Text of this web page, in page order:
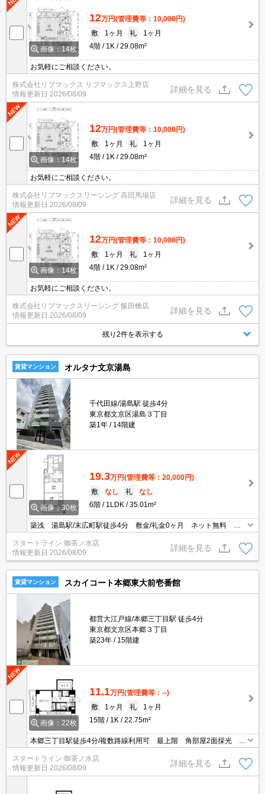
画像：14枚
12万円(管理費等：10,000円)
敷
1ヶ月 礼
1ヶ月
4階
1K 29.08m²
お気軽にご相談ください。
株式会社リブマックス リブマックス上野店
情報更新日 2026/08/09
詳細を見る
画像：14枚
12万円(管理費等：10,000円)
敷
1ヶ月 礼
1ヶ月
4階
1K 29.08m²
お気軽にご相談ください。
株式会社リブマックスリーシング 高田馬場店
情報更新日 2026/08/09
詳細を見る
画像：14枚
12万円(管理費等：10,000円)
敷
1ヶ月 礼
1ヶ月
4階
1K 29.08m²
お気軽にご相談ください。
株式会社リブマックスリーシング 飯田橋店
情報更新日 2026/08/09
詳細を見る
残り2件を表示する
賃貸マンション オルタナ文京湯島
千代田線/湯島駅 徒歩4分
東京都文京区湯島３丁目
築1年
14階建
画像：30枚
19.3万円(管理費等：20,000円)
敷
なし 礼
なし
6階
1LDK 35.01m²
築浅 湯島駅/末広町駅徒歩4分 敷金/礼金0ヶ月 ネット無料 ペ
ット可 宅配BOX 浴室乾燥機 南向
スタートライン 御茶ノ水店
情報更新日 2026/08/09
詳細を見る
賃貸マンション スカイコート本郷東大前壱番館
都営大江戸線/本郷三丁目駅 徒歩4分
東京都文京区本郷３丁目
築23年
15階建
画像：22枚
11.1万円(管理費等：--)
敷
1ヶ月 礼
1ヶ月
15階
1K 22.75m²
本郷三丁目駅徒歩4分/複数路線利用可 最上階 角部屋2面採光 オ
ートロック 宅配ボックス 照明付き
スタートライン 御茶ノ水店
情報更新日 2026/08/09
詳細を見る